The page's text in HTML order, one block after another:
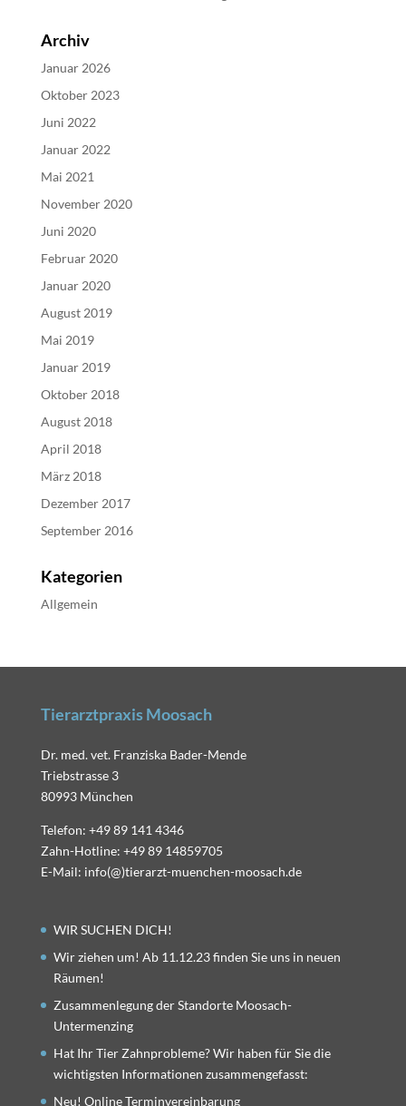
Archiv
Januar 2026
Oktober 2023
Juni 2022
Januar 2022
Mai 2021
November 2020
Juni 2020
Februar 2020
Januar 2020
August 2019
Mai 2019
Januar 2019
Oktober 2018
August 2018
April 2018
März 2018
Dezember 2017
September 2016
Kategorien
Allgemein
Tierarztpraxis Moosach
Dr. med. vet. Franziska Bader-Mende
Triebstrasse 3
80993 München
Telefon: +49 89 141 4346
Zahn-Hotline: +49 89 14859705
E-Mail: info(@)tierarzt-muenchen-moosach.de
WIR SUCHEN DICH!
Wir ziehen um! Ab 11.12.23 finden Sie uns in neuen
Räumen!
Zusammenlegung der Standorte Moosach-
Untermenzing
Hat Ihr Tier Zahnprobleme? Wir haben für Sie die
wichtigsten Informationen zusammengefasst:
Neu! Online Terminvereinbarung